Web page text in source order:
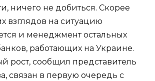
ничего не добиться. Скорее
взглядов на ситуацию
и менеджмент остальных
работающих на Украине.
рост, сообщил представитель
связан в первую очередь с